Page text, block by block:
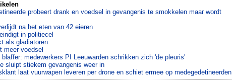
probeert drank en voedsel in gevangenis te smokkelen maar wordt
na het eten van 42 eieren
in politiecel
als gladiatoren
meer voedsel
medewerkers PI Leeuwarden schrikken zich 'de pleuris'
sluipt stiekem gevangenis weer in
laat vuurwapen leveren per drone en schiet ermee op medegedetineerden